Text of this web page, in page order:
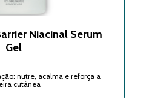
Niacinal Serum
Gel
nutre, acalma e reforça a
cutânea